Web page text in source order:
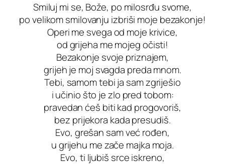
Smiluj mi se, Bože, po milosrđu svome,
po velikom smilovanju izbriši moje bezakonje!
Operi me svega od moje krivice,
od grijeha me mojeg očisti!
Bezakonje svoje priznajem,
grijeh je moj svagda preda mnom.
Tebi, samom tebi ja sam zgriješio
i učinio što je zlo pred tobom:
pravedan ćeš biti kad progovoriš,
bez prijekora kada presudiš.
Evo, grešan sam već rođen,
u grijehu me zače majka moja.
Evo, ti ljubiš srce iskreno,